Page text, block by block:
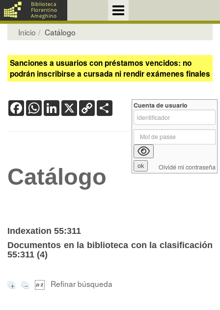
Inicio Catálogo
Sanciones a usuarios con préstamos vencidos: no
podrán inscribirse a cursada ni rendir exámenes finales
FacebookWhatsApp
LinkedIn
X Copy
Link
Catálogo
Indexation 55:311
Documentos en la biblioteca con la clasificación
55:311 (4)
Refinar búsqueda
Cuenta de usuario
Olvidé mi contraseña